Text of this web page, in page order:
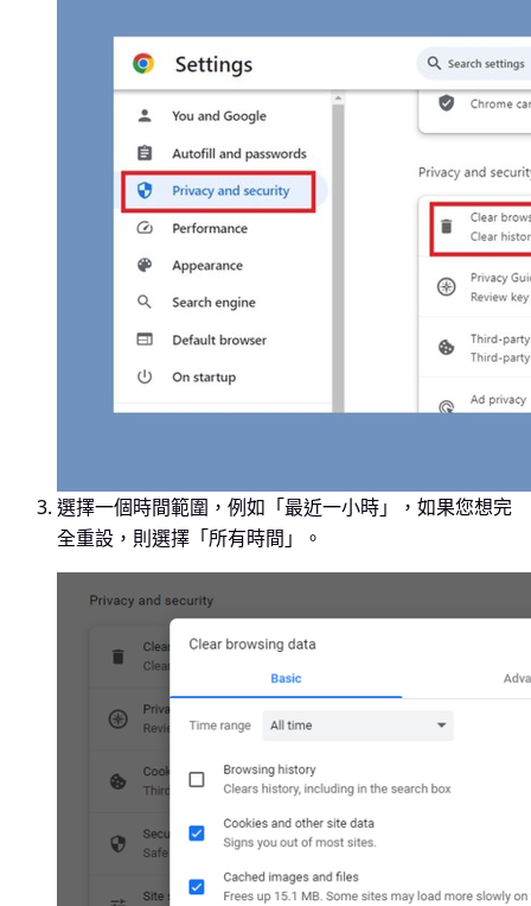
選擇一個時間範圍，例如「最近一小時」，如果您想完
全重設，則選擇「所有時間」。